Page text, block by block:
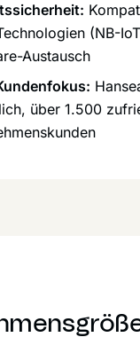
(NB-
Austausch
über 1.500